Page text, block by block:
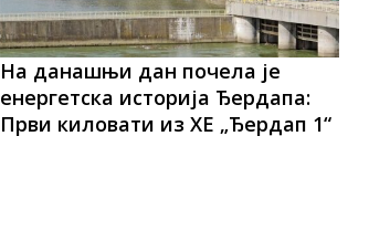
На данашњи дан почела је
енергетска историја Ђердапа:
Први киловати из ХЕ „Ђердап 1“